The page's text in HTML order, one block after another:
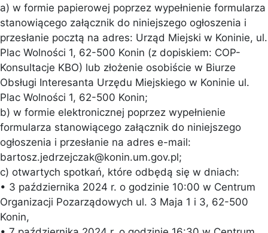
a) w formie papierowej poprzez wypełnienie formularza
stanowiącego załącznik do niniejszego ogłoszenia i
przesłanie pocztą na adres: Urząd Miejski w Koninie, ul.
Plac Wolności 1, 62-500 Konin (z dopiskiem: COP-
Konsultacje KBO) lub złożenie osobiście w Biurze
Obsługi Interesanta Urzędu Miejskiego w Koninie ul.
Plac Wolności 1, 62-500 Konin;
b) w formie elektronicznej poprzez wypełnienie
formularza stanowiącego załącznik do niniejszego
ogłoszenia i przesłanie na adres e-mail:
bartosz.jedrzejczak@konin.um.gov.pl;
c) otwartych spotkań, które odbędą się w dniach:
• 3 października 2024 r. o godzinie 10:00 w Centrum
Organizacji Pozarządowych ul. 3 Maja 1 i 3, 62-500
Konin,